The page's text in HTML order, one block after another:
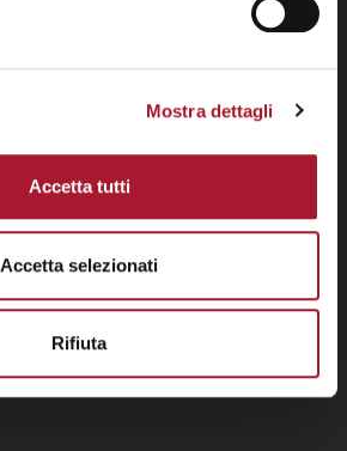
Mostra dettagli
Accetta tutti
Accetta selezionati
Rifiuta